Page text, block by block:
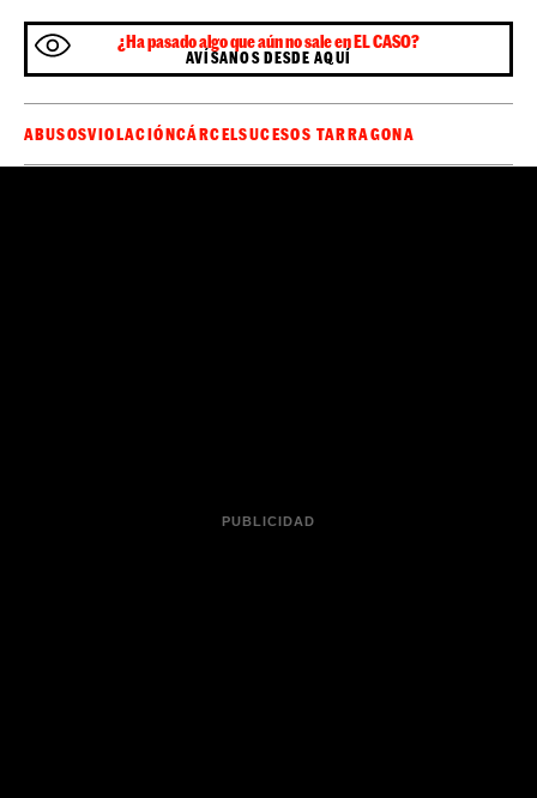
¿Ha pasado algo que aún no sale en EL CASO?
AVÍSANOS DESDE AQUÍ
ABUSOSVIOLACIÓNCÁRCELSUCESOS TARRAGONA